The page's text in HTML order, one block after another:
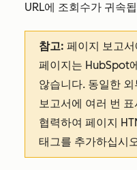
URL에 조회수가 귀속
참고: 페이지 보고
페이지는 HubSpot
않습니다. 동일한
보고서에 여러 번
협력하여 페이지
태그를 추가하십시